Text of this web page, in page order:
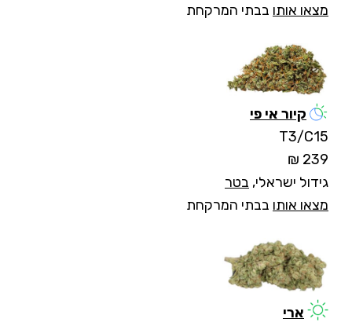
מצאו אותו בבתי המרקחת
קיור אי פי
T3/C15
239 ₪
גידול ישראלי, בטר
מצאו אותו בבתי המרקחת
ארי